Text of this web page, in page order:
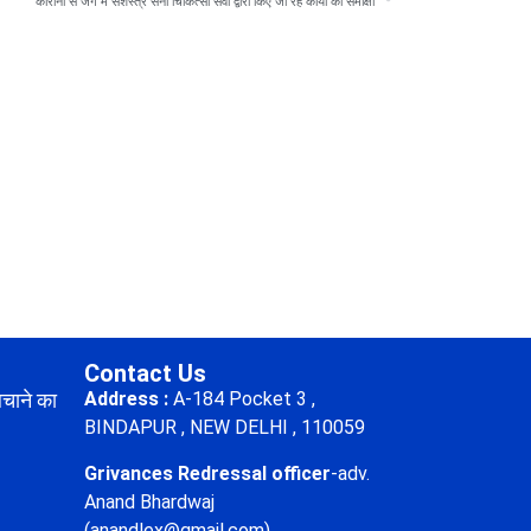
का
Contact Us
Address : A-184 Pocket 3 ,
BINDAPUR , NEW DELHI , 110059
Grivances Redressal officer-adv.
Anand Bhardwaj